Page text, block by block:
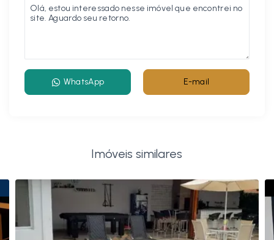
WhatsApp E-mail
Imóveis similares